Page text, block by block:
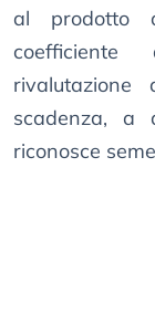
al prodotto
scadenza, a
riconosce